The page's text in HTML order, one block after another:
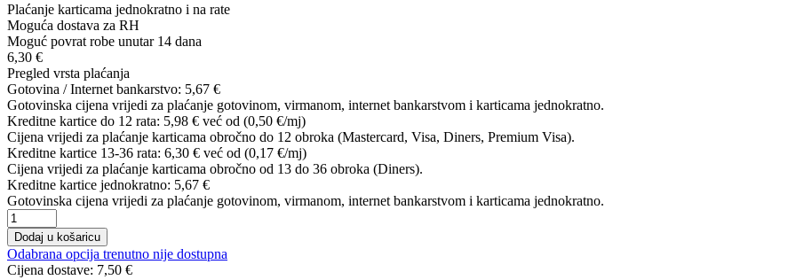
Plaćanje karticama jednokratno i na rate
Moguća dostava za RH
Moguć povrat robe unutar 14 dana
6,30 €
Pregled vrsta plaćanja
Gotovina / Internet bankarstvo: 5,67 €
Gotovinska cijena vrijedi za plaćanje gotovinom, virmanom, internet bankarstvom i karticama jednokratno.
Kreditne kartice do 12 rata: 5,98 € već od (0,50 €/mj)
Cijena vrijedi za plaćanje karticama obročno do 12 obroka (Mastercard, Visa, Diners, Premium Visa).
Kreditne kartice 13-36 rata: 6,30 € već od (0,17 €/mj)
Cijena vrijedi za plaćanje karticama obročno od 13 do 36 obroka (Diners).
Kreditne kartice jednokratno: 5,67 €
Gotovinska cijena vrijedi za plaćanje gotovinom, virmanom, internet bankarstvom i karticama jednokratno.
Dodaj u košaricu
Odabrana opcija trenutno nije dostupna
Cijena dostave: 7,50 €